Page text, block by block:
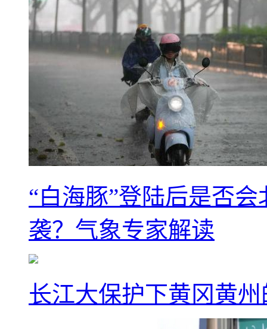
“白海豚”登陆后是否
袭？气象专家解读
长江大保护下黄冈黄